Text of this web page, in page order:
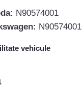
N90574001
N90574001
vehicule